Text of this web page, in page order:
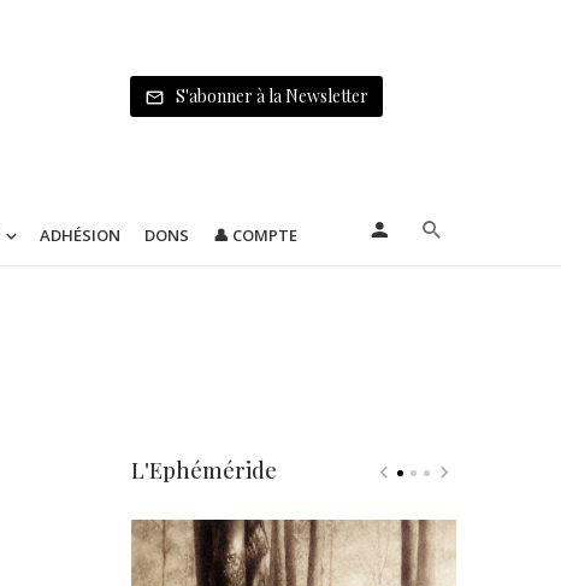
S'abonner à la Newsletter
ADHÉSION DONS 👤 COMPTE
L'Ephéméride